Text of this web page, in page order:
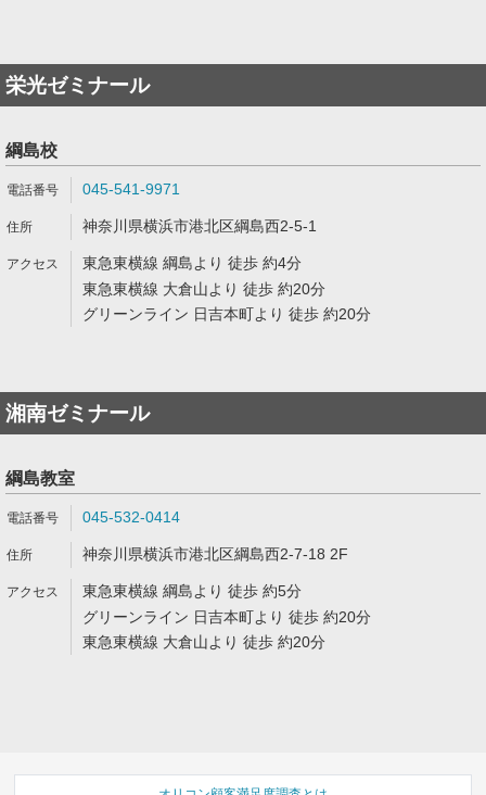
栄光ゼミナール
綱島校
045-541-9971
神奈川県横浜市港北区綱島西2-5-1
東急東横線 綱島より 徒歩 約4分
東急東横線 大倉山より 徒歩 約20分
グリーンライン 日吉本町より 徒歩 約20分
湘南ゼミナール
綱島教室
045-532-0414
神奈川県横浜市港北区綱島西2-7-18 2F
東急東横線 綱島より 徒歩 約5分
グリーンライン 日吉本町より 徒歩 約20分
東急東横線 大倉山より 徒歩 約20分